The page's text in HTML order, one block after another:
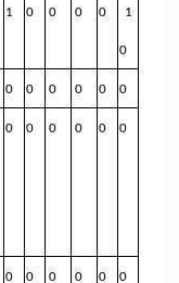
1 0 0 0 0 1
0
0 0 0 0 0 0
0 0 0 0 0 0
0 0 0 0 0 0